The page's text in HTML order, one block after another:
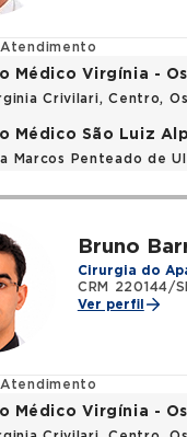
Médico Virgínia -
Crivilari, Centro,
Médico São Luiz
Marcos Penteado de
Bruno
Cirurgia do
CRM 220144/
Ver perfil
Médico Virgínia -